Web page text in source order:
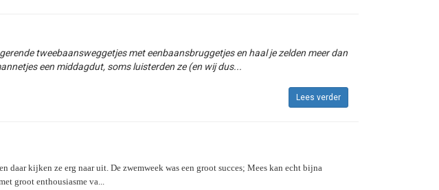
tweebaansweggetjes met eenbaansbruggetjes en haal je zelden meer dan
een middagdut, soms luisterden ze (en wij dus...
Lees verder
daar kijken ze erg naar uit. De zwemweek was een groot succes; Mees kan echt bijna
groot enthousiasme va...